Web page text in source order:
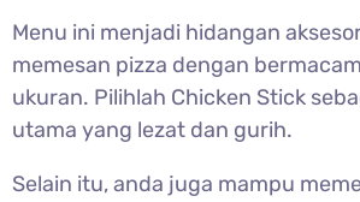
Menu ini menjadi hidangan
memesan pizza dengan
ukuran. Pilihlah Chicken Stick
utama yang lezat dan gurih.
Selain itu, anda juga mampu